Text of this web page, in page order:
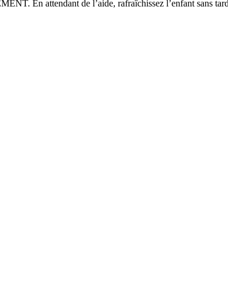
En attendant de l’aide, rafraîchissez l’enfant sans